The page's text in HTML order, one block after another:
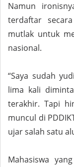
Namun
terdaftar
mutlak untuk
nasional.
“Saya sudah
lima kali
terakhir. Tapi
muncul di
ujar salah satu
Mahasiswa